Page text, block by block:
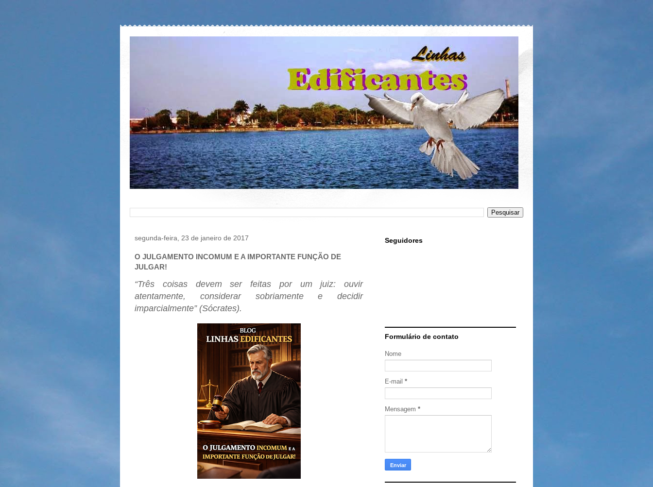
segunda-feira, 23 de janeiro de 2017
O JULGAMENTO INCOMUM E A IMPORTANTE FUNÇÃO DE
JULGAR!
“Três coisas devem ser feitas por um juiz: ouvir
atentamente, considerar sobriamente e decidir
imparcialmente” (Sócrates).
Seguidores
Formulário de contato
Nome
E-mail *
Mensagem *